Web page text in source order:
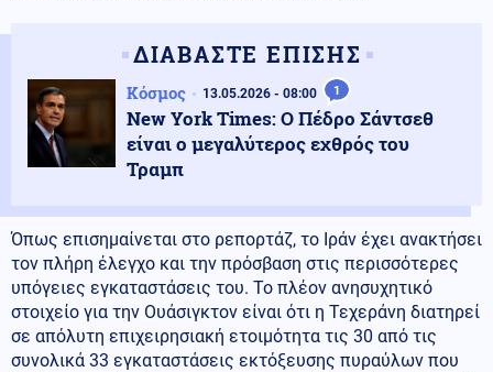
ΔΙΑΒΑΣΤΕ ΕΠΙΣΗΣ
Κόσμος 13.05.2026 - 08:00 1
New York Times: Ο Πέδρο Σάντσεθ
είναι ο μεγαλύτερος εχθρός του
Τραμπ
Όπως επισημαίνεται στο ρεπορτάζ, το Ιράν έχει ανακτήσει
τον πλήρη έλεγχο και την πρόσβαση στις περισσότερες
υπόγειες εγκαταστάσεις του. Το πλέον ανησυχητικό
στοιχείο για την Ουάσιγκτον είναι ότι η Τεχεράνη διατηρεί
σε απόλυτη επιχειρησιακή ετοιμότητα τις 30 από τις
συνολικά 33 εγκαταστάσεις εκτόξευσης πυραύλων που